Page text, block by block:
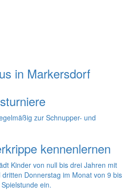
in Markersdorf
zur Schnupper- und
kennenlernen
Kinder von null bis drei Jahren mit
Donnerstag im Monat von 9 bis
ein.